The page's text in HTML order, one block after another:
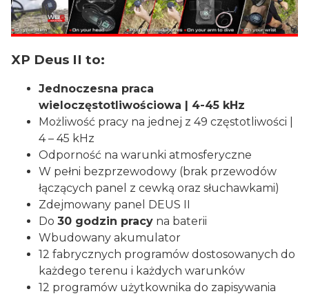
XP Deus II to:
Jednoczesna praca
wieloczęstotliwościowa | 4-45 kHz
Możliwość pracy na jednej z 49 częstotliwości |
4 – 45 kHz
Odporność na warunki atmosferyczne
W pełni bezprzewodowy (brak przewodów
łączących panel z cewką oraz słuchawkami)
Zdejmowany panel DEUS II
Do 30 godzin pracy na baterii
Wbudowany akumulator
12 fabrycznych programów dostosowanych do
każdego terenu i każdych warunków
12 programów użytkownika do zapisywania